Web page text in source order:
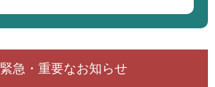
緊急・重要なお知らせ